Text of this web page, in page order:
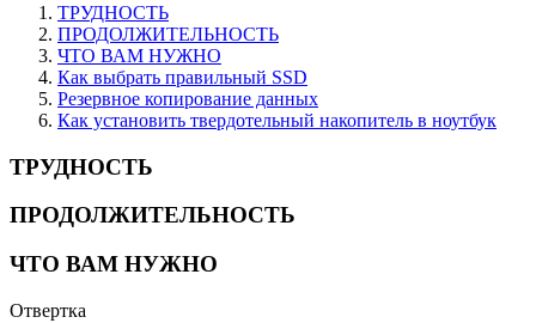
ТРУДНОСТЬ
ПРОДОЛЖИТЕЛЬНОСТЬ
ЧТО ВАМ НУЖНО
Как выбрать правильный SSD
Резервное копирование данных
Как установить твердотельный накопитель в ноутбук
ТРУДНОСТЬ
ПРОДОЛЖИТЕЛЬНОСТЬ
ЧТО ВАМ НУЖНО
Отвертка